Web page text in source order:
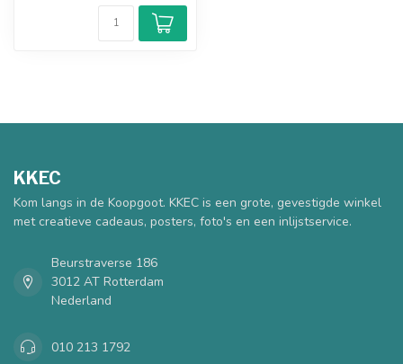
KKEC
Kom langs in de Koopgoot. KKEC is een grote, gevestigde winkel
met creatieve cadeaus, posters, foto's en een inlijstservice.
Beurstraverse 186
3012 AT Rotterdam
Nederland
010 213 1792